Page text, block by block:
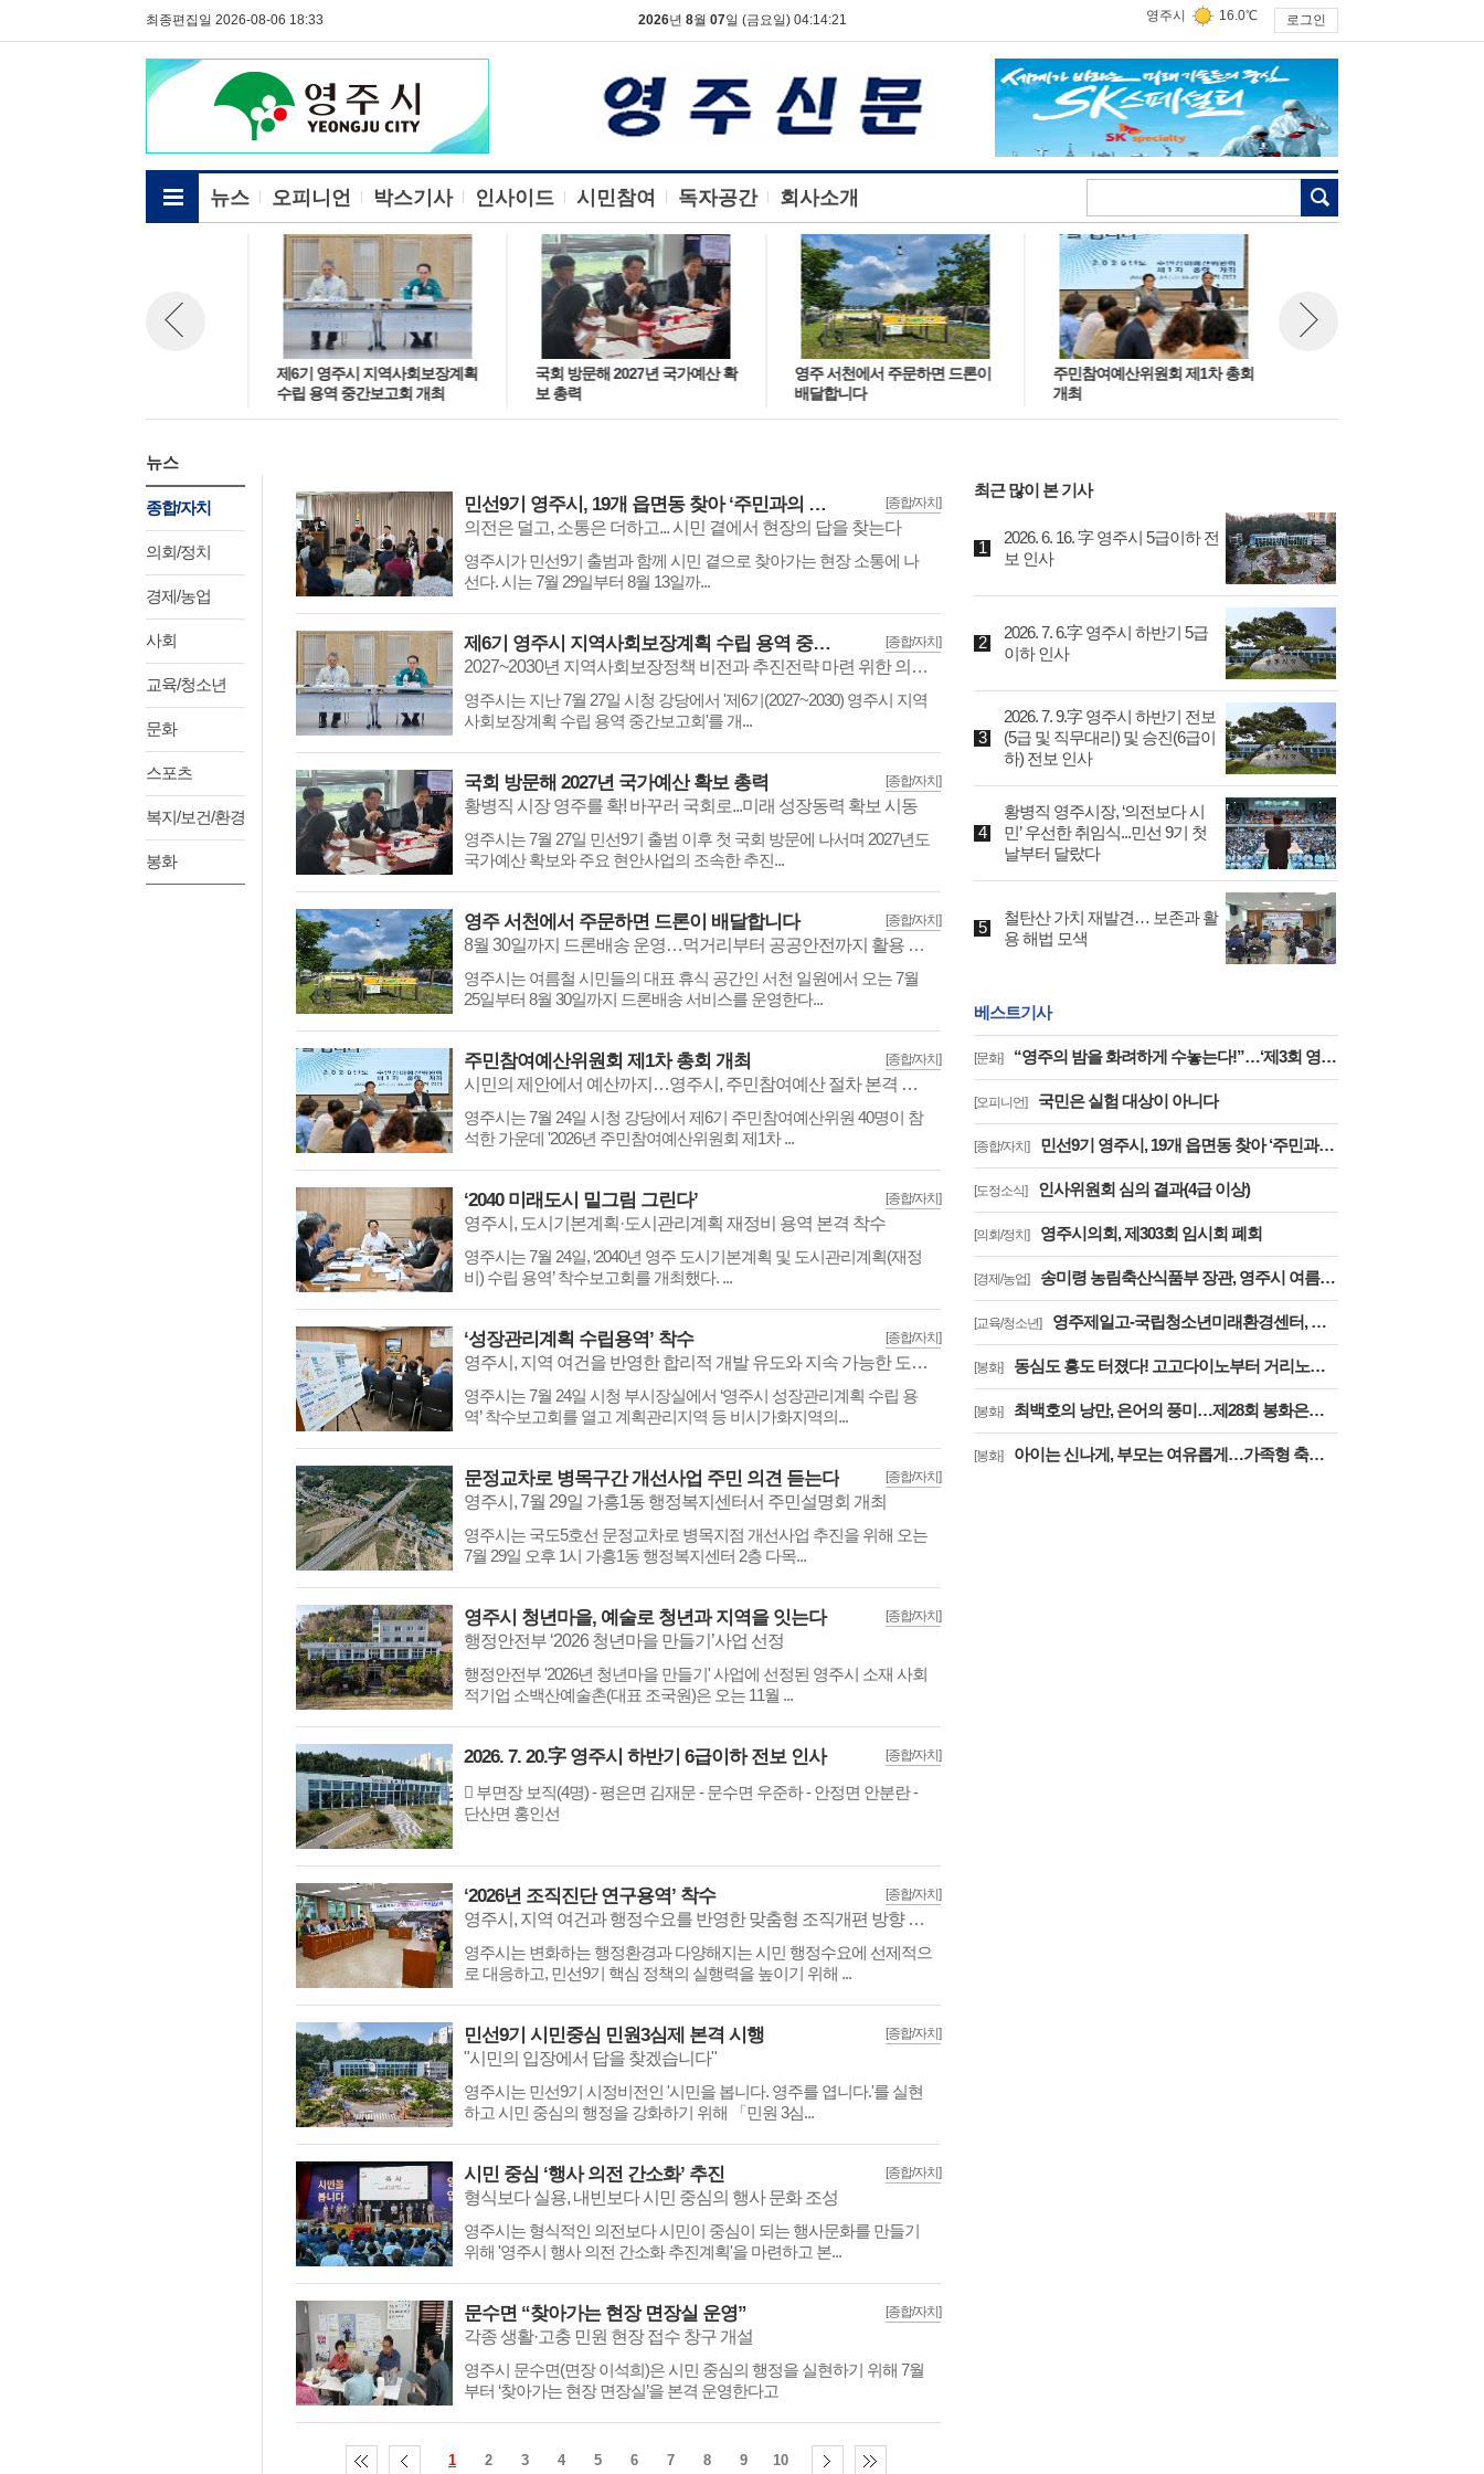
최종편집일 2026-08-06 18:33 2026년 8월 07일 (금요일) 04:14:21 영주시 16.0℃ 로그인
뉴스 오피니언 박스기사 인사이드 시민참여 독자공간 회사소개
전체메뉴보기
제6기 영주시 지역사회보장계획
수립 용역 중간보고회 개최
국회 방문해 2027년 국가예산 확
보 총력
영주 서천에서 주문하면 드론이
배달합니다
주민참여예산위원회 제1차 총회
개최
뉴스
종합/자치
의회/정치
경제/농업
사회
교육/청소년
문화
스포츠
복지/보건/환경
봉화
[종합/자치]
민선9기 영주시, 19개 읍면동 찾아 ‘주민과의 대화’
의전은 덜고, 소통은 더하고... 시민 곁에서 현장의 답을 찾는다
영주시가 민선9기 출범과 함께 시민 곁으로 찾아가는 현장 소통에 나
선다. 시는 7월 29일부터 8월 13일까...
[종합/자치]
제6기 영주시 지역사회보장계획 수립 용역 중간보고회 개최
2027~2030년 지역사회보장정책 비전과 추진전략 마련 위한 의견수렴
영주시는 지난 7월 27일 시청 강당에서 '제6기(2027~2030) 영주시 지역
사회보장계획 수립 용역 중간보고회'를 개...
[종합/자치]
국회 방문해 2027년 국가예산 확보 총력
황병직 시장 영주를 확! 바꾸러 국회로...미래 성장동력 확보 시동
영주시는 7월 27일 민선9기 출범 이후 첫 국회 방문에 나서며 2027년도
국가예산 확보와 주요 현안사업의 조속한 추진...
[종합/자치]
영주 서천에서 주문하면 드론이 배달합니다
8월 30일까지 드론배송 운영…먹거리부터 공공안전까지 활용 확대
영주시는 여름철 시민들의 대표 휴식 공간인 서천 일원에서 오는 7월
25일부터 8월 30일까지 드론배송 서비스를 운영한다...
[종합/자치]
주민참여예산위원회 제1차 총회 개최
시민의 제안에서 예산까지…영주시, 주민참여예산 절차 본격 시작
영주시는 7월 24일 시청 강당에서 제6기 주민참여예산위원 40명이 참
석한 가운데 '2026년 주민참여예산위원회 제1차 ...
[종합/자치]
‘2040 미래도시 밑그림 그린다’
영주시, 도시기본계획·도시관리계획 재정비 용역 본격 착수
영주시는 7월 24일, ‘2040년 영주 도시기본계획 및 도시관리계획(재정
비) 수립 용역’ 착수보고회를 개최했다. ...
[종합/자치]
‘성장관리계획 수립용역’ 착수
영주시, 지역 여건을 반영한 합리적 개발 유도와 지속 가능한 도시환경 조성
영주시는 7월 24일 시청 부시장실에서 ‘영주시 성장관리계획 수립 용
역’ 착수보고회를 열고 계획관리지역 등 비시가화지역의...
[종합/자치]
문정교차로 병목구간 개선사업 주민 의견 듣는다
영주시, 7월 29일 가흥1동 행정복지센터서 주민설명회 개최
영주시는 국도5호선 문정교차로 병목지점 개선사업 추진을 위해 오는
7월 29일 오후 1시 가흥1동 행정복지센터 2층 다목...
[종합/자치]
영주시 청년마을, 예술로 청년과 지역을 잇는다
행정안전부 ‘2026 청년마을 만들기’사업 선정
행정안전부 '2026년 청년마을 만들기' 사업에 선정된 영주시 소재 사회
적기업 소백산예술촌(대표 조국원)은 오는 11월 ...
[종합/자치]
2026. 7. 20.字 영주시 하반기 6급이하 전보 인사
󰏚 부면장 보직(4명) - 평은면 김재문 - 문수면 우준하 - 안정면 안분란 -
단산면 홍인선
[종합/자치]
‘2026년 조직진단 연구용역’ 착수
영주시, 지역 여건과 행정수요를 반영한 맞춤형 조직개편 방향 도출
영주시는 변화하는 행정환경과 다양해지는 시민 행정수요에 선제적으
로 대응하고, 민선9기 핵심 정책의 실행력을 높이기 위해 ...
[종합/자치]
민선9기 시민중심 민원3심제 본격 시행
"시민의 입장에서 답을 찾겠습니다"
영주시는 민선9기 시정비전인 '시민을 봅니다. 영주를 엽니다.'를 실현
하고 시민 중심의 행정을 강화하기 위해 「민원 3심...
[종합/자치]
시민 중심 ‘행사 의전 간소화’ 추진
형식보다 실용, 내빈보다 시민 중심의 행사 문화 조성
영주시는 형식적인 의전보다 시민이 중심이 되는 행사문화를 만들기
위해 '영주시 행사 의전 간소화 추진계획'을 마련하고 본...
[종합/자치]
문수면 “찾아가는 현장 면장실 운영”
각종 생활·고충 민원 현장 접수 창구 개설
영주시 문수면(면장 이석희)은 시민 중심의 행정을 실현하기 위해 7월
부터 ‘찾아가는 현장 면장실’을 본격 운영한다고
1 2 3 4 5 6 7 8 9 10
최근 많이 본 기사
2026. 6. 16. 字 영주시 5급이하 전
보 인사
2026. 7. 6.字 영주시 하반기 5급
이하 인사
2026. 7. 9.字 영주시 하반기 전보
(5급 및 직무대리) 및 승진(6급이
하) 전보 인사
황병직 영주시장, ‘의전보다 시
민’ 우선한 취임식...민선 9기 첫
날부터 달랐다
철탄산 가치 재발견… 보존과 활
용 해법 모색
베스트기사
[문화] “영주의 밤을 화려하게 수놓는다!”…‘제3회 영주 서천 강변가요제’ 8월 2일 개최
[오피니언] 국민은 실험 대상이 아니다
[종합/자치] 민선9기 영주시, 19개 읍면동 찾아 ‘주민과의 대화’
[도정소식] 인사위원회 심의 결과(4급 이상)
[의회/정치] 영주시의회, 제303회 임시회 폐회
[경제/농업] 송미령 농림축산식품부 장관, 영주시 여름사과 생육현황 및 산지유통 현장점검
[교육/청소년] 영주제일고-국립청소년미래환경센터, 학교 밖 교육 실시
[봉화] 동심도 흥도 터졌다! 고고다이노부터 거리노래방까지
[봉화] 최백호의 낭만, 은어의 풍미…제28회 봉화은어축제, ‘오감만족’
[봉화] 아이는 신나게, 부모는 여유롭게…가족형 축제로 확 달라진 제28회 봉화은어축제